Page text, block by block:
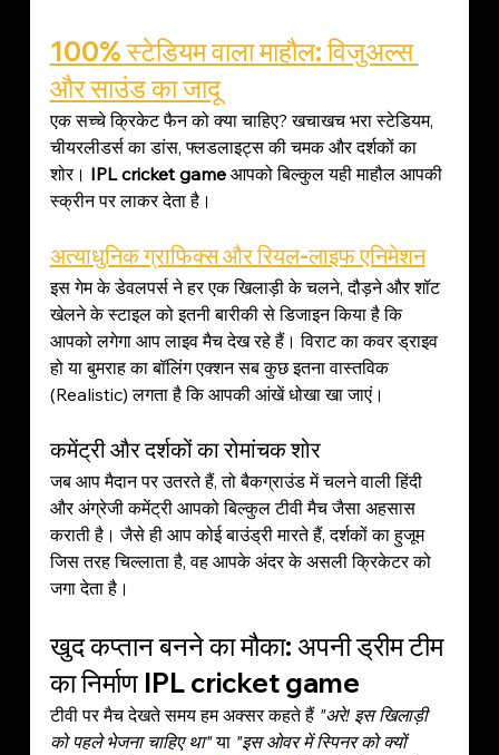
100% स्टेडियम वाला माहौल: विजुअल्स
और साउंड का जादू
एक सच्चे क्रिकेट फैन को क्या चाहिए? खचाखच भरा स्टेडियम,
चीयरलीडर्स का डांस, फ्लडलाइट्स की चमक और दर्शकों का
शोर। IPL cricket game आपको बिल्कुल यही माहौल आपकी
स्क्रीन पर लाकर देता है।
अत्याधुनिक ग्राफिक्स और रियल-लाइफ एनिमेशन
इस गेम के डेवलपर्स ने हर एक खिलाड़ी के चलने, दौड़ने और शॉट
खेलने के स्टाइल को इतनी बारीकी से डिजाइन किया है कि
आपको लगेगा आप लाइव मैच देख रहे हैं। विराट का कवर ड्राइव
हो या बुमराह का बॉलिंग एक्शन सब कुछ इतना वास्तविक
(Realistic) लगता है कि आपकी आंखें धोखा खा जाएं।
कमेंट्री और दर्शकों का रोमांचक शोर
जब आप मैदान पर उतरते हैं, तो बैकग्राउंड में चलने वाली हिंदी
और अंग्रेजी कमेंट्री आपको बिल्कुल टीवी मैच जैसा अहसास
कराती है। जैसे ही आप कोई बाउंड्री मारते हैं, दर्शकों का हुजूम
जिस तरह चिल्लाता है, वह आपके अंदर के असली क्रिकेटर को
जगा देता है।
खुद कप्तान बनने का मौका: अपनी ड्रीम टीम
का निर्माण IPL cricket game
टीवी पर मैच देखते समय हम अक्सर कहते हैं "अरे! इस खिलाड़ी
को पहले भेजना चाहिए था" या "इस ओवर में स्पिनर को क्यों